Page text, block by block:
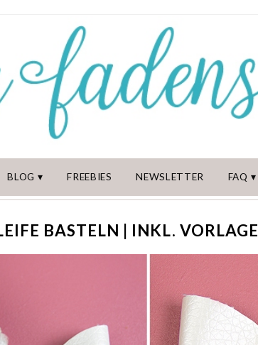
BLOG FREEBIES NEWSLETTER FAQ
BASTELN | INKL. VORLAGE